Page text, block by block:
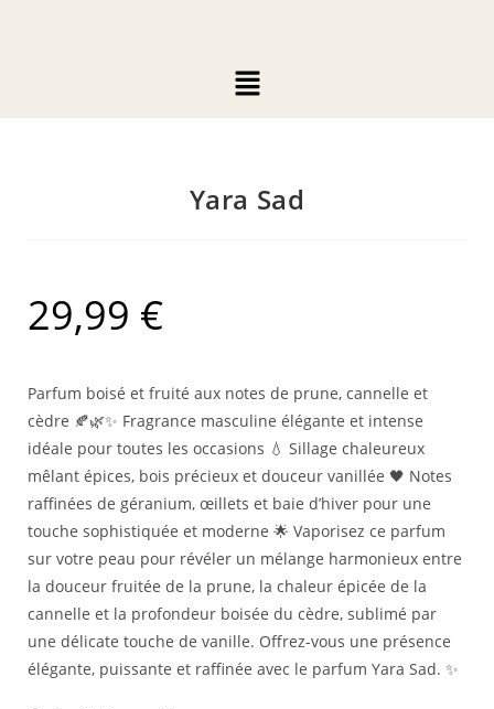
Yara Sad
29,99 €
Parfum boisé et fruité aux notes de prune, cannelle et
cèdre 🍂🌿✨ Fragrance masculine élégante et intense
idéale pour toutes les occasions 💧 Sillage chaleureux
mêlant épices, bois précieux et douceur vanillée 🖤 Notes
raffinées de géranium, œillets et baie d’hiver pour une
touche sophistiquée et moderne 🌟 Vaporisez ce parfum
sur votre peau pour révéler un mélange harmonieux entre
la douceur fruitée de la prune, la chaleur épicée de la
cannelle et la profondeur boisée du cèdre, sublimé par
une délicate touche de vanille. Offrez-vous une présence
élégante, puissante et raffinée avec le parfum Yara Sad. ✨